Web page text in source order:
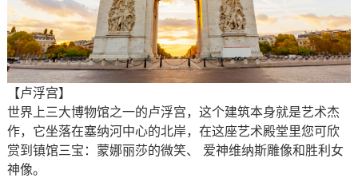
【卢浮宫】
世界上三大博物馆之一的卢浮宫，这个建筑本身就是艺术杰
作，它坐落在塞纳河中心的北岸，在这座艺术殿堂里您可欣
赏到镇馆三宝：蒙娜丽莎的微笑、 爱神维纳斯雕像和胜利女
神像。